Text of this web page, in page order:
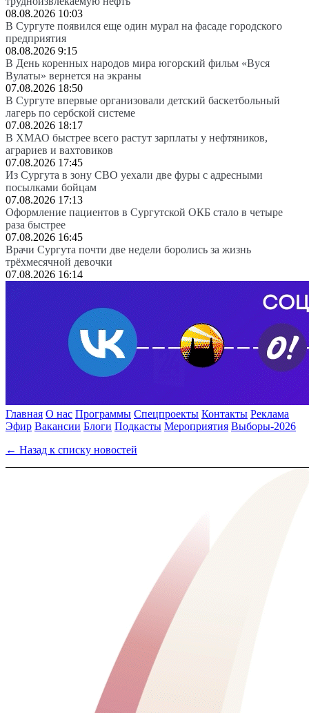
08.08.2026 10:03
В Сургуте появился еще один мурал на фасаде городского
предприятия
08.08.2026 9:15
В День коренных народов мира югорский фильм «Вуся
Вулаты» вернется на экраны
07.08.2026 18:50
В Сургуте впервые организовали детский баскетбольный
лагерь по сербской системе
07.08.2026 18:17
В ХМАО быстрее всего растут зарплаты у нефтяников,
аграриев и вахтовиков
07.08.2026 17:45
Из Сургута в зону СВО уехали две фуры с адресными
посылками бойцам
07.08.2026 17:13
Оформление пациентов в Сургутской ОКБ стало в четыре
раза быстрее
07.08.2026 16:45
Врачи Сургута почти две недели боролись за жизнь
трёхмесячной девочки
07.08.2026 16:14
Главная О нас Программы Спецпроекты Контакты Реклама
Эфир Вакансии Блоги Подкасты Мероприятия Выборы-2026
← Назад к списку новостей